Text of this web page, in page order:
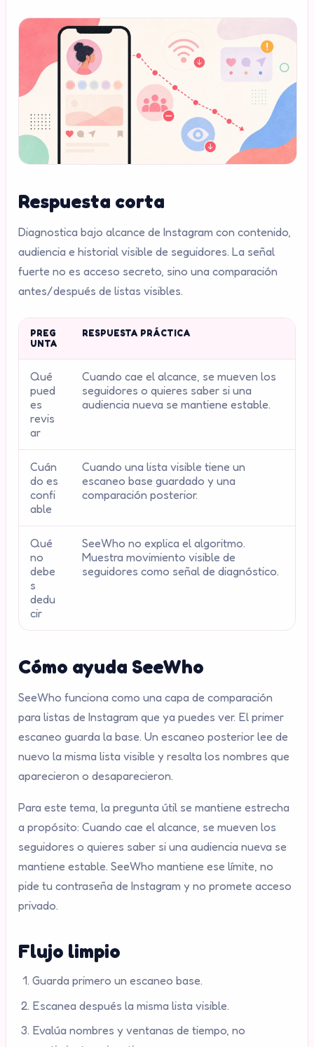
Respuesta corta
Diagnostica bajo alcance de Instagram con contenido,
audiencia e historial visible de seguidores. La señal
fuerte no es acceso secreto, sino una comparación
antes/después de listas visibles.
PREG
UNTA
RESPUESTA PRÁCTICA
Qué
pued
es
revis
ar
Cuando cae el alcance, se mueven los
seguidores o quieres saber si una
audiencia nueva se mantiene estable.
Cuán
do es
confi
able
Cuando una lista visible tiene un
escaneo base guardado y una
comparación posterior.
Qué
no
debe
s
dedu
cir
SeeWho no explica el algoritmo.
Muestra movimiento visible de
seguidores como señal de diagnóstico.
Cómo ayuda SeeWho
SeeWho funciona como una capa de comparación
para listas de Instagram que ya puedes ver. El primer
escaneo guarda la base. Un escaneo posterior lee de
nuevo la misma lista visible y resalta los nombres que
aparecieron o desaparecieron.
Para este tema, la pregunta útil se mantiene estrecha
a propósito: Cuando cae el alcance, se mueven los
seguidores o quieres saber si una audiencia nueva se
mantiene estable. SeeWho mantiene ese límite, no
pide tu contraseña de Instagram y no promete acceso
privado.
Flujo limpio
Guarda primero un escaneo base.
Escanea después la misma lista visible.
Evalúa nombres y ventanas de tiempo, no